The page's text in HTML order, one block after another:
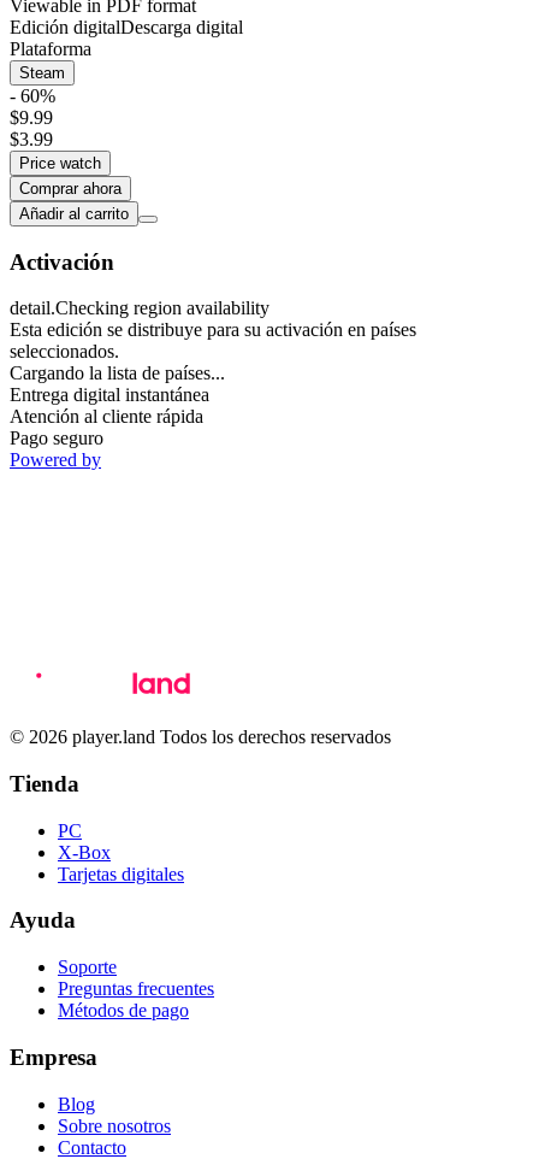
Viewable in PDF format
Edición digitalDescarga digital
Plataforma
Steam
- 60%
$9.99
$3.99
Price watch
Comprar ahora
Añadir al carrito
Activación
detail.Checking region availability
Esta edición se distribuye para su activación en países
seleccionados.
Cargando la lista de países...
Entrega digital instantánea
Atención al cliente rápida
Pago seguro
Powered by
© 2026 player.land Todos los derechos reservados
Tienda
PC
X-Box
Tarjetas digitales
Ayuda
Soporte
Preguntas frecuentes
Métodos de pago
Empresa
Blog
Sobre nosotros
Contacto